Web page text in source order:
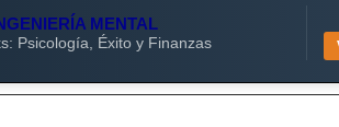
MENTAL
Psicología, Éxito y Finanzas